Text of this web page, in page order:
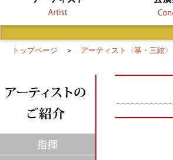
トップページ ＞ アーティスト〈箏・三絃〉